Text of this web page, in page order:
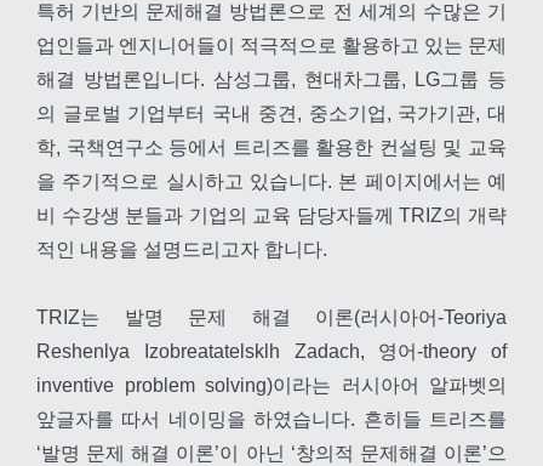
특허 기반의 문제해결 방법론으로 전 세계의 수많은 기
업인들과 엔지니어들이 적극적으로 활용하고 있는 문제
해결 방법론입니다. 삼성그룹, 현대차그룹, LG그룹 등
의 글로벌 기업부터 국내 중견, 중소기업, 국가기관, 대
학, 국책연구소 등에서 트리즈를 활용한 컨설팅 및 교육
을 주기적으로 실시하고 있습니다. 본 페이지에서는 예
비 수강생 분들과 기업의 교육 담당자들께 TRIZ의 개략
적인 내용을 설명드리고자 합니다.
TRIZ는 발명 문제 해결 이론(러시아어-Teoriya
Reshenlya Izobreatatelsklh Zadach, 영어-theory of
inventive problem solving)이라는 러시아어 알파벳의
앞글자를 따서 네이밍을 하였습니다. 흔히들 트리즈를
‘발명 문제 해결 이론’이 아닌 ‘창의적 문제해결 이론’으